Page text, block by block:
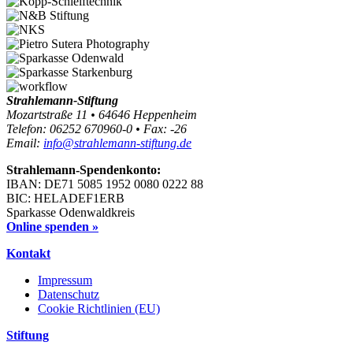
Strahlemann-Stiftung
Mozartstraße 11 • 64646 Heppenheim
Telefon: 06252 670960-0 • Fax: -26
Email: info@strahlemann-stiftung.de
Strahlemann-Spendenkonto:
IBAN: DE71 5085 1952 0080 0222 88
BIC: HELADEF1ERB
Sparkasse Odenwaldkreis
Online spenden »
Kontakt
Impressum
Datenschutz
Cookie Richtlinien (EU)
Stiftung